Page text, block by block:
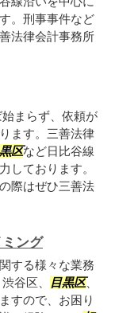
。刑事事件など
法律会計事務所
まらず、依頼が
ます。三善法律
区など日比谷線
しております。
際はぜひ三善法
ング
する様々な業務
谷区、
目黒区、
すので、お困り